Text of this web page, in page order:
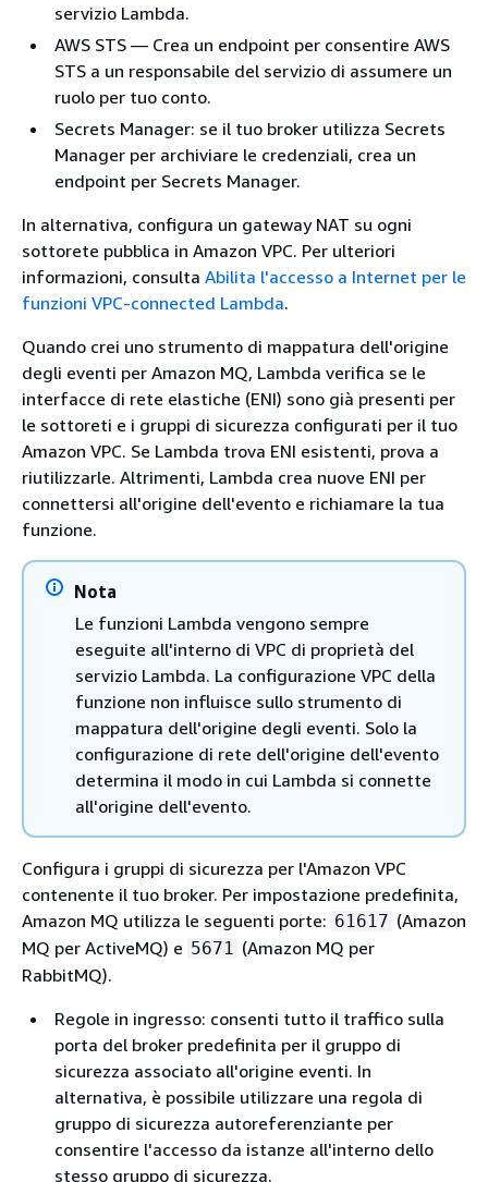
servizio Lambda.
AWS STS — Crea un endpoint per consentire AWS
STS a un responsabile del servizio di assumere un
ruolo per tuo conto.
Secrets Manager: se il tuo broker utilizza Secrets
Manager per archiviare le credenziali, crea un
endpoint per Secrets Manager.
In alternativa, configura un gateway NAT su ogni
sottorete pubblica in Amazon VPC. Per ulteriori
informazioni, consulta Abilita l'accesso a Internet per le
funzioni VPC-connected Lambda.
Quando crei uno strumento di mappatura dell'origine
degli eventi per Amazon MQ, Lambda verifica se le
interfacce di rete elastiche (ENI) sono già presenti per
le sottoreti e i gruppi di sicurezza configurati per il tuo
Amazon VPC. Se Lambda trova ENI esistenti, prova a
riutilizzarle. Altrimenti, Lambda crea nuove ENI per
connettersi all'origine dell'evento e richiamare la tua
funzione.
Nota
Le funzioni Lambda vengono sempre
eseguite all'interno di VPC di proprietà del
servizio Lambda. La configurazione VPC della
funzione non influisce sullo strumento di
mappatura dell'origine degli eventi. Solo la
configurazione di rete dell'origine dell'evento
determina il modo in cui Lambda si connette
all'origine dell'evento.
Configura i gruppi di sicurezza per l'Amazon VPC
contenente il tuo broker. Per impostazione predefinita,
Amazon MQ utilizza le seguenti porte: 61617 (Amazon
MQ per ActiveMQ) e 5671 (Amazon MQ per
RabbitMQ).
Regole in ingresso: consenti tutto il traffico sulla
porta del broker predefinita per il gruppo di
sicurezza associato all'origine eventi. In
alternativa, è possibile utilizzare una regola di
gruppo di sicurezza autoreferenziante per
consentire l'accesso da istanze all'interno dello
stesso gruppo di sicurezza.